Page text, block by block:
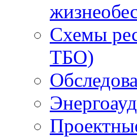
Схемы
ТБО)